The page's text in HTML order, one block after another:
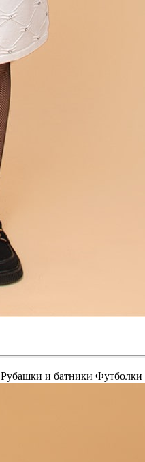
Рубашки и батники Футболки